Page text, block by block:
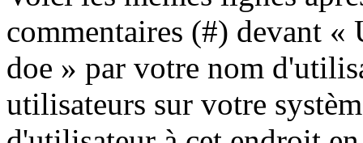
commentaires (#) devant «
doe » par votre nom
utilisateurs sur votre